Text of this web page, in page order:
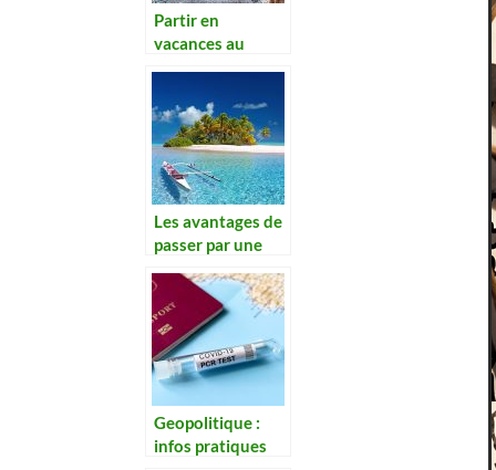
Partir en
vacances au
Les avantages de
passer par une
Geopolitique :
infos pratiques